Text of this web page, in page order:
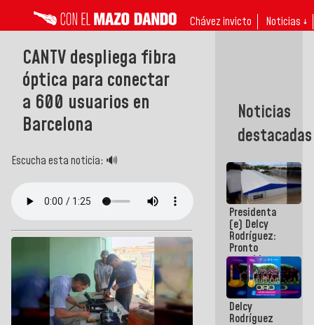
Chávez invicto Noticias ↓
CANTV despliega fibra
óptica para conectar
a 600 usuarios en
Barcelona
Escucha esta noticia: 🔊
Noticias
destacadas
Presidenta
(e) Delcy
Rodríguez:
Pronto
restableceremos
las
operaciones
en el
Aeropuerto
Internacional
Delcy
Rodríguez